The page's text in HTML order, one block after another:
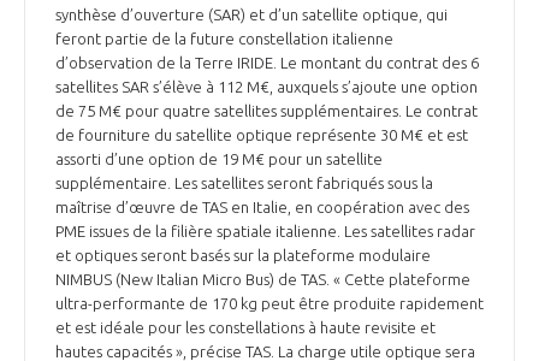
synthèse d’ouverture (SAR) et d’un satellite optique, qui
feront partie de la future constellation italienne
d’observation de la Terre IRIDE. Le montant du contrat des 6
satellites SAR s’élève à 112 M€, auxquels s’ajoute une option
de 75 M€ pour quatre satellites supplémentaires. Le contrat
de fourniture du satellite optique représente 30 M€ et est
assorti d’une option de 19 M€ pour un satellite
supplémentaire. Les satellites seront fabriqués sous la
maîtrise d’œuvre de TAS en Italie, en coopération avec des
PME issues de la filière spatiale italienne. Les satellites radar
et optiques seront basés sur la plateforme modulaire
NIMBUS (New Italian Micro Bus) de TAS. « Cette plateforme
ultra-performante de 170 kg peut être produite rapidement
et est idéale pour les constellations à haute revisite et
hautes capacités », précise TAS. La charge utile optique sera